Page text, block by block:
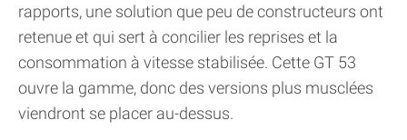
rapports, une solution que peu de constructeurs ont
retenue et qui sert à concilier les reprises et la
consommation à vitesse stabilisée. Cette GT 53
ouvre la gamme, donc des versions plus musclées
viendront se placer au-dessus.